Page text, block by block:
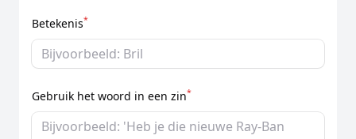
Betekenis*
Gebruik het woord in een zin*